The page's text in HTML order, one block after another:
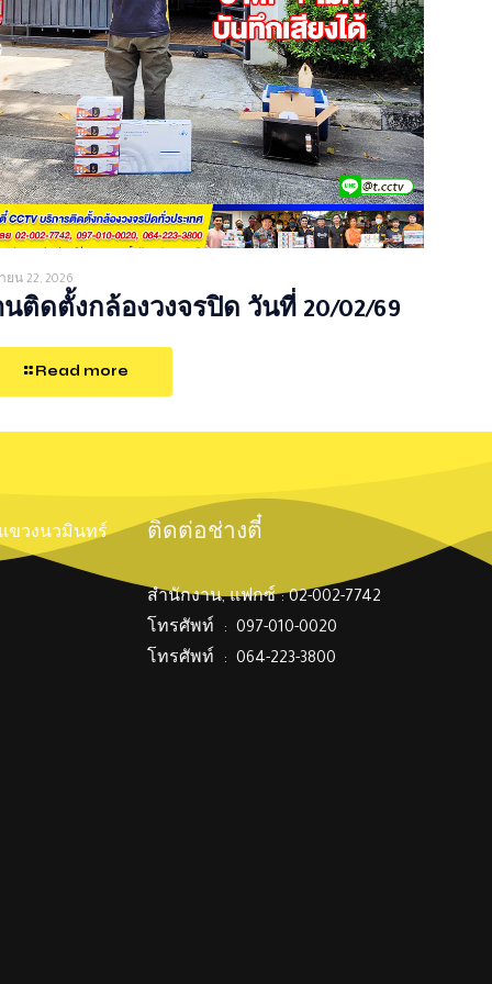
ยน 22, 2026
นติดตั้งกล้องวงจรปิด วันที่ 20/02/69
Read more
แขวงนวมินทร์ ติดต่อช่างตี๋
สำนักงาน, แฟกซ์ : 02-002-7742
โทรศัพท์ : 097-010-0020
โทรศัพท์ : 064-223-3800